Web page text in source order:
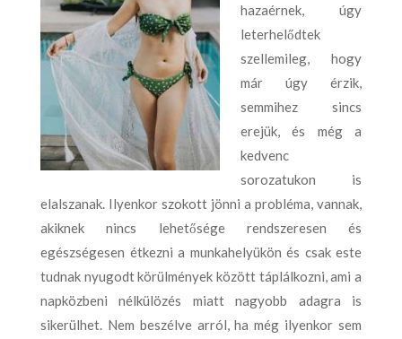
hazaérnek, úgy
leterhelődtek
szellemileg, hogy
már úgy érzik,
semmihez sincs
erejük, és még a
kedvenc
sorozatukon is
elalszanak. Ilyenkor szokott jönni a probléma, vannak,
akiknek nincs lehetősége rendszeresen és
egészségesen étkezni a munkahelyükön és csak este
tudnak nyugodt körülmények között táplálkozni, ami a
napközbeni nélkülözés miatt nagyobb adagra is
sikerülhet. Nem beszélve arról, ha még ilyenkor sem